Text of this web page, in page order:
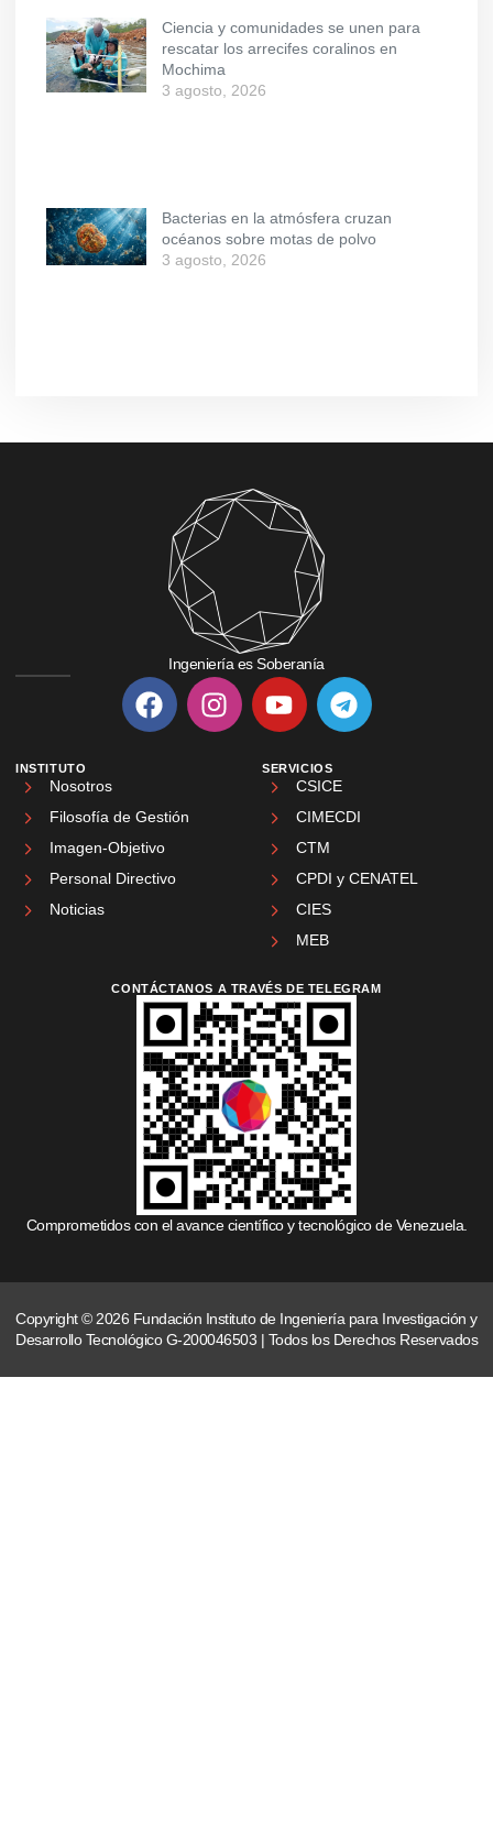
Ciencia y comunidades se unen para
rescatar los arrecifes coralinos en
Mochima
3 agosto, 2026
Bacterias en la atmósfera cruzan
océanos sobre motas de polvo
3 agosto, 2026
Ingeniería es Soberanía
INSTITUTO
Nosotros
Filosofía de Gestión
Imagen-Objetivo
Personal Directivo
Noticias
SERVICIOS
CSICE
CIMECDI
CTM
CPDI y CENATEL
CIES
MEB
CONTÁCTANOS A TRAVÉS DE TELEGRAM
Comprometidos con el avance científico y tecnológico de Venezuela.
Copyright © 2026 Fundación Instituto de Ingeniería para Investigación y
Desarrollo Tecnológico G-200046503 | Todos los Derechos Reservados